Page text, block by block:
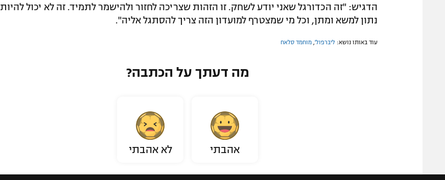
הדגיש: "זה הכדורגל שאני יודע לשחק. זו הזהות שצריכה לחזור ולהישמר לתמיד. זה לא יכול להיות
נתון למשא ומתן, וכל מי שמצטרף למועדון הזה צריך להסתגל אליה".
עוד באותו נושא: ליברפול' מוחמד סלאח
מה דעתך על הכתבה?
אהבתי לא אהבתי